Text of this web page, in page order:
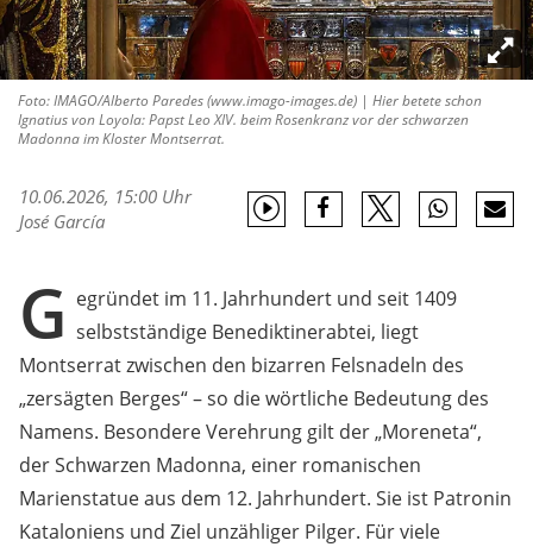
Foto: IMAGO/Alberto Paredes (www.imago-images.de) | Hier betete schon
Ignatius von Loyola: Papst Leo XIV. beim Rosenkranz vor der schwarzen
Madonna im Kloster Montserrat.
10.06.2026, 15:00 Uhr
José García
G egründet im 11. Jahrhundert und seit 1409
selbstständige Benediktinerabtei, liegt
Montserrat zwischen den bizarren Felsnadeln des
„zersägten Berges“ – so die wörtliche Bedeutung des
Namens. Besondere Verehrung gilt der „Moreneta“,
der Schwarzen Madonna, einer romanischen
Marienstatue aus dem 12. Jahrhundert. Sie ist Patronin
Kataloniens und Ziel unzähliger Pilger. Für viele